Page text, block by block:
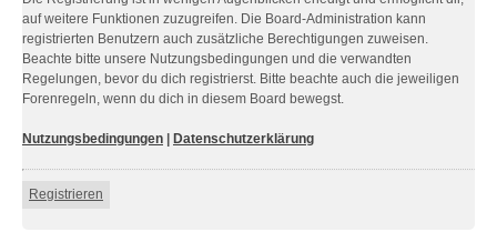
auf weitere Funktionen zuzugreifen. Die Board-Administration kann
registrierten Benutzern auch zusätzliche Berechtigungen zuweisen.
Beachte bitte unsere Nutzungsbedingungen und die verwandten
Regelungen, bevor du dich registrierst. Bitte beachte auch die jeweiligen
Forenregeln, wenn du dich in diesem Board bewegst.
Nutzungsbedingungen | Datenschutzerklärung
Registrieren